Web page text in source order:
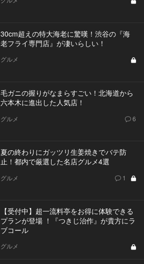
30cm超えの特大海老に驚嘆！渋谷の『海
老フライ専門店』が凄いらしい！
グルメ
毛ガニの握りがなまらすごい！北海道から
六本木に進出した人気店！
グルメ 6
夏の終わりにガッツリ生姜焼きでバテ防
止！都内で厳選した名店グルメ4選
グルメ 1
【受付中】超一流料亭をお得に体験できる
プランが登場 ！『つきじ治作』が貴方にラ
ブコール
グルメ